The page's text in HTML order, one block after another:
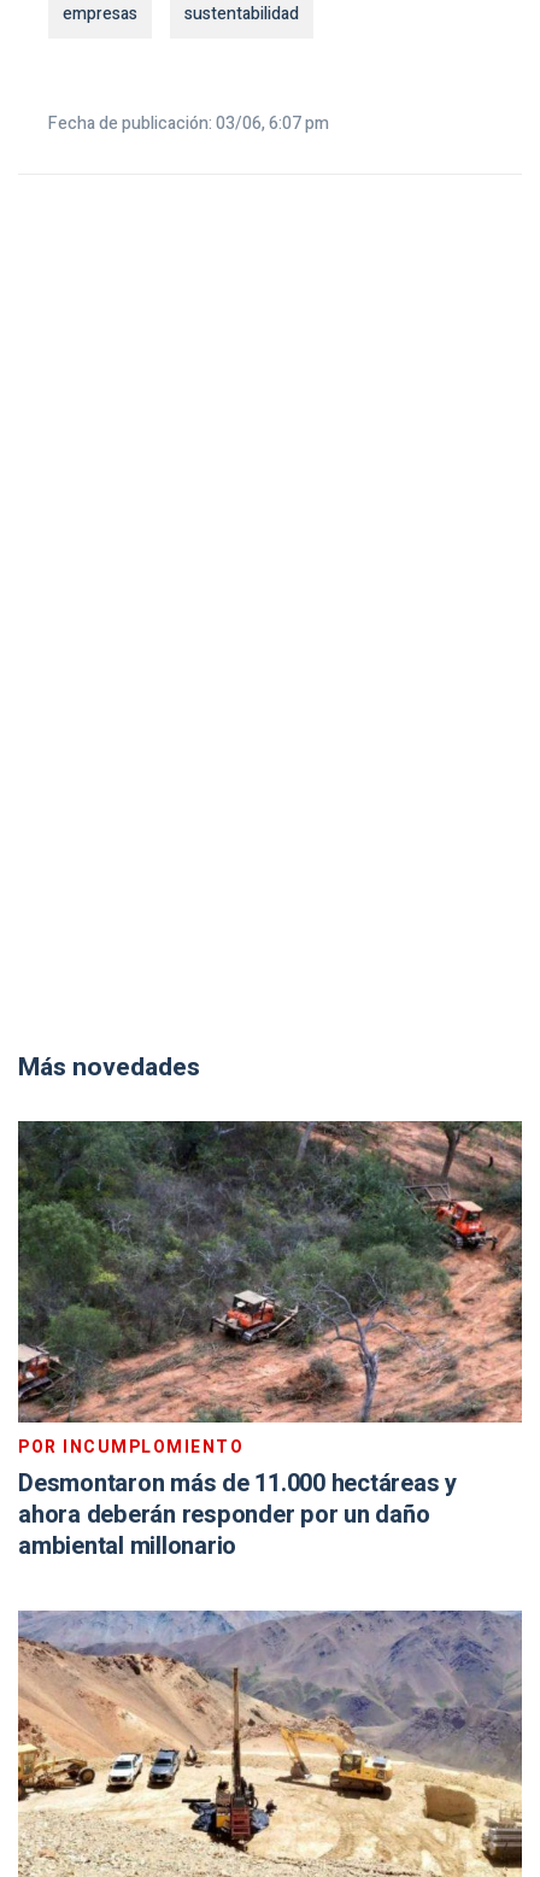
empresas sustentabilidad
Fecha de publicación: 03/06, 6:07 pm
Más novedades
POR INCUMPLOMIENTO
Desmontaron más de 11.000 hectáreas y
ahora deberán responder por un daño
ambiental millonario